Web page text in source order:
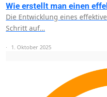
Wie erstellt man einen
Die Entwicklung eines
Schritt auf…
1. Oktober 2025